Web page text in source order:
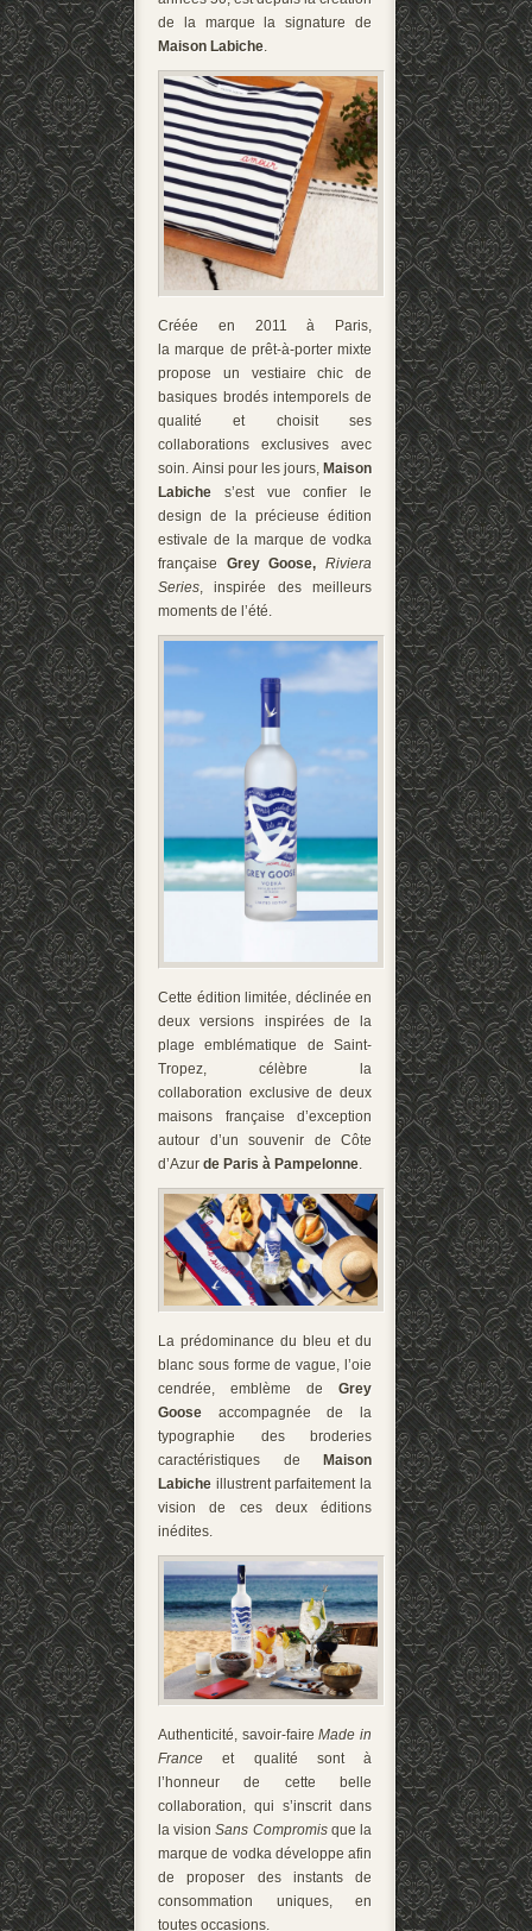
de la marque la signature de
Maison Labiche
Créée en 2011 à Paris,
la marque de prêt-à-porter mixte
propose un vestiaire chic de
basiques brodés intemporels de
qualité et choisit ses
collaborations exclusives avec
soin. Ainsi pour les jours, Maison
Labiche s’est vue confier le
design de la précieuse édition
estivale de la marque de vodka
française Grey Goose,Riviera
Series , inspirée des meilleurs
moments de l’été.
Cette édition limitée, déclinée en
deux versions inspirées de la
plage emblématique de Saint-
Tropez, célèbre la
collaboration exclusive de deux
maisons française d’exception
autour d’un souvenir de Côte
d’Azur de Paris à Pampelonne
La prédominance du bleu et du
blanc sous forme de vague, l’oie
cendrée, emblème de Grey
Goose accompagnée de la
typographie des broderies
caractéristiques de
Maison
Labiche illustrent parfaitement la
vision de ces deux éditions
inédites.
Authenticité, savoir-faireMade in
France et qualité sont à
l’honneur de cette belle
collaboration, qui s’inscrit dans
la visionSans Compromisque la
marque de vodka développe afin
de proposer des instants de
consommation uniques, en
toutes occasions.